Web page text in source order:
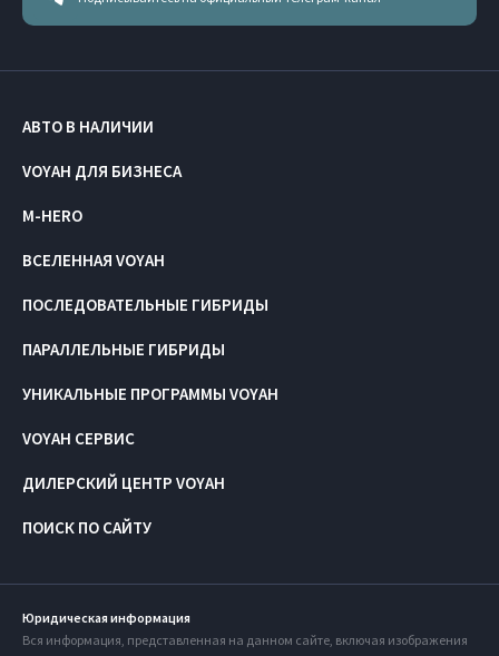
АВТО В НАЛИЧИИ
VOYAH ДЛЯ БИЗНЕСА
M-HERO
ПОИСК ПО САЙТУ
ВСЕЛЕННАЯ VOYAH
ПОСЛЕДОВАТЕЛЬНЫЕ ГИБРИДЫ
ПАРАЛЛЕЛЬНЫЕ ГИБРИДЫ
УНИКАЛЬНЫЕ ПРОГРАММЫ VOYAH
VOYAH СЕРВИС
ДИЛЕРСКИЙ ЦЕНТР VOYAH
Юридическая информация
Вся информация, представленная на данном сайте, включая изображения